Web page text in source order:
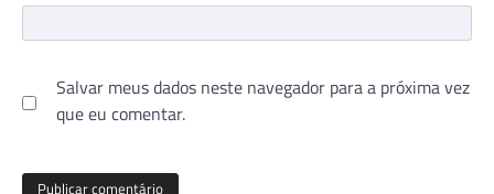
Salvar meus dados neste navegador para a próxima vez
que eu comentar.